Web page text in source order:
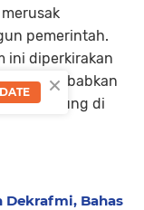
pemerintah.
ini diperkirakan
disebabkan
langsung di
Dekrafmi, Bahas
×